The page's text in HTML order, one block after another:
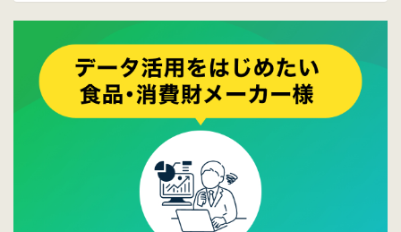
ご覧ください。
2015/10/19
ウレコンのサイト機能を大幅バージョンアッ
プ。詳細はこちら。⇒告知ページへ
2015/09/28
ウレコンが機能拡充し、サイトリニューアル
しました。⇒
ウレコンFacebook
Facebookページを開設しました。詳細は
ら。
ウレコンサイトリリースしました。